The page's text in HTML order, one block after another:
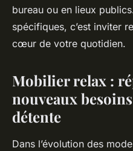
bureau ou en lieux
spécifiques, c’est inviter
cœur de votre quotidien.
Mobilier relax :
nouveaux
détente
Dans l’évolution des